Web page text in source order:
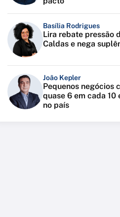
Basília Rodrigues
Lira rebate pressão
Caldas e nega
João Kepler
Pequenos negócios
quase 6 em cada 10
no país